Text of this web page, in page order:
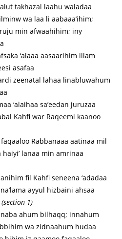
takhazal laahu waladaa
wa laa li aabaaa’ihim;
min afwaahihim; iny
‘alaaa aasaarihim illam
asafaa
zeenatal lahaa linabluwahum
‘alaihaa sa’eedan juruzaa
Kahfi war Raqeemi kaanoo
Rabbanaaa aatinaa mil
lanaa min amrinaa
fil Kahfi seneena ‘adadaa
ayyul hizbaini ahsaa
(section 1)
naba ahum bilhaqq; innahum
wa zidnaahum hudaa